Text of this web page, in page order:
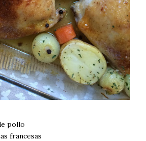
pollo
francesas